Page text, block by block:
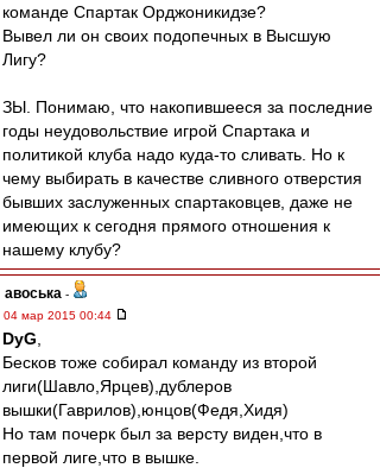
команде Спартак Орджоникидзе?
Вывел ли он своих подопечных в Высшую
Лигу?
ЗЫ. Понимаю, что накопившееся за последние
годы неудовольствие игрой Спартака и
политикой клуба надо куда-то сливать. Но к
чему выбирать в качестве сливного отверстия
бывших заслуженных спартаковцев, даже не
имеющих к сегодня прямого отношения к
нашему клубу?
авоська -
04 мар 2015 00:44
DyG
Бесков тоже собирал команду из второй
лиги(Шавло,Ярцев),дублеров
вышки(Гаврилов),юнцов(Федя,Хидя)
Но там почерк был за версту виден,что в
первой лиге,что в вышке.